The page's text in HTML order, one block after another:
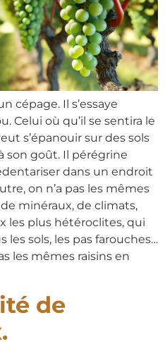
cépage. Il s’essaye
Celui où qu’il se sentira le
s’épanouir sur des sols
son goût. Il pérégrine
dans un endroit
on n’a pas les mêmes
minéraux, de climats,
les plus hétéroclites, qui
sols, les pas farouches…
les mêmes raisins en
de